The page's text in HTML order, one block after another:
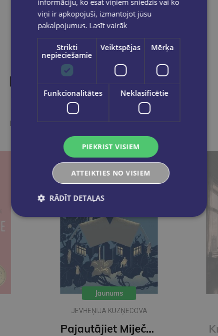
Līdzīgas preces
Ieskaties, varbūt noder
Jaunums
JEVHEŅIJA KUZŅECOVA
Pajautājiet Miječkai
informāciju, ko esat viņiem sniedzis vai ko
viņi ir apkopojuši, izmantojot jūsu
pakalpojumus. Lasīt vairāk
Strikti
nepieciešamie
Veiktspējas Mērķa
Funkcionalitātes Neklasificētie
PIEKRIST VISIEM
ATTEIKTIES NO VISIEM
RĀDĪT DETAĻAS